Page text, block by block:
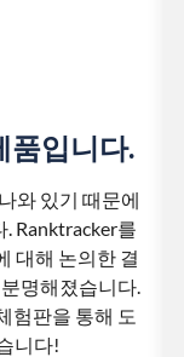
품입니다.
와 있기 때문에
Ranktracker를
대해 논의한 결
명해졌습니다.
험판을 통해 도
니다!